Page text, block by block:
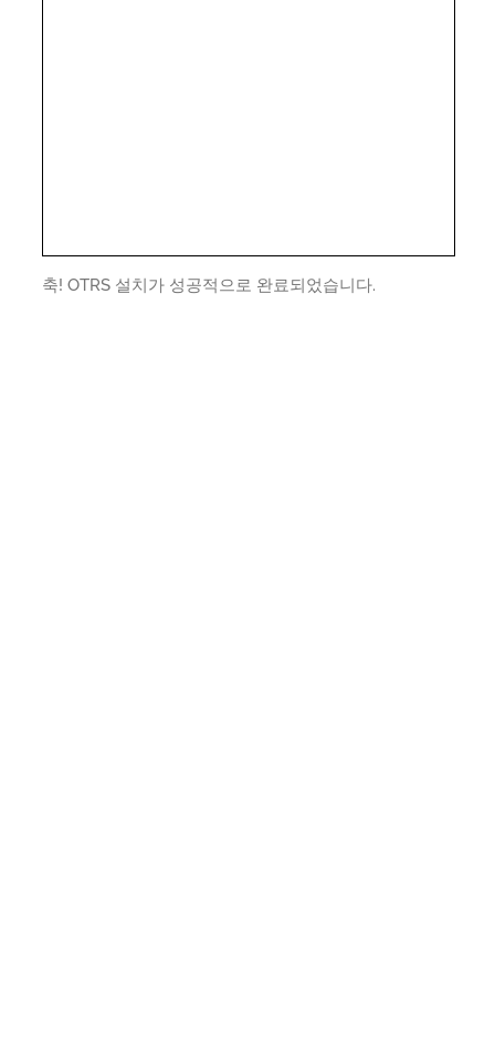
축! OTRS 설치가 성공적으로 완료되었습니다.